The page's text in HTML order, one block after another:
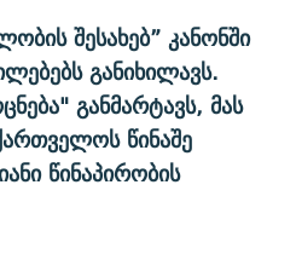
შესახებ” კანონში
განიხილავს.
განმარტავს, მას
წინაშე
წინაპირობის